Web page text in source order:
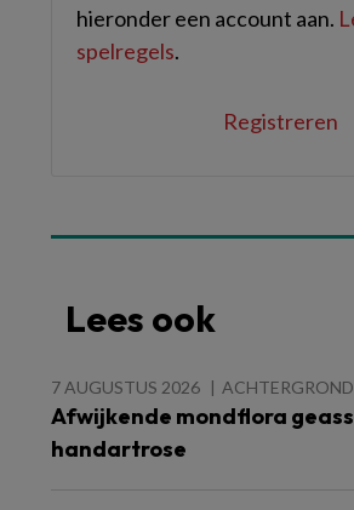
hieronder een account aan.
spelregels.
Registreren
Lees ook
7 AUGUSTUS 2026 ACHTERGROND
Afwijkende mondflora
handartrose